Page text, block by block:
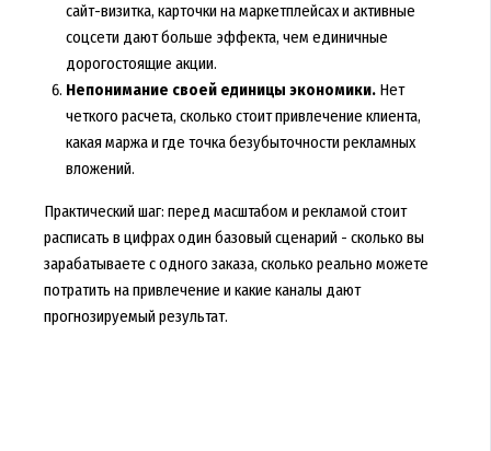
сайт-визитка, карточки на маркетплейсах и активные
соцсети дают больше эффекта, чем единичные
дорогостоящие акции.
Непонимание своей единицы экономики.Нет
четкого расчета, сколько стоит привлечение клиента,
какая маржа и где точка безубыточности рекламных
вложений.
Практический шаг: перед масштабом и рекламой стоит
расписать в цифрах один базовый сценарий - сколько вы
зарабатываете с одного заказа, сколько реально можете
потратить на привлечение и какие каналы дают
прогнозируемый результат.